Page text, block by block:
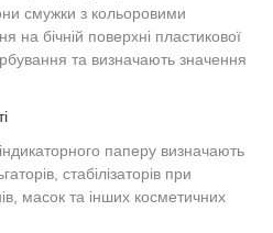
смужки з кольоровими
на бічній поверхні пластикової
та визначають значення
паперу визначають
стабілізаторів при
масок та інших косметичних